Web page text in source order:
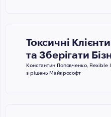
Токсичні
та Зберігати
Константин Поповченко, Flexible
з рішень Майкрософт